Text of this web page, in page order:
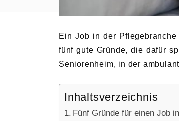
Ein Job in der
fünf gute Gründe, die dafür
Seniorenheim, in der
Inhaltsverzeichnis
Fünf Gründe für einen Job